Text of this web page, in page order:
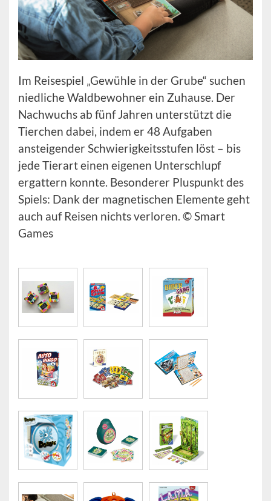
Im Reisespiel „Gewühle in der Grube“ suchen
niedliche Waldbewohner ein Zuhause. Der
Nachwuchs ab fünf Jahren unterstützt die
Tierchen dabei, indem er 48 Aufgaben
ansteigender Schwierigkeitsstufen löst – bis
jede Tierart einen eigenen Unterschlupf
ergattern konnte. Besonderer Pluspunkt des
Spiels: Dank der magnetischen Elemente geht
auch auf Reisen nichts verloren. © Smart
Games